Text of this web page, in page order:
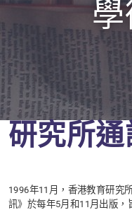
學
研究所通
1996年11月，香港教育研究
訊》於每年5月和11月出版，